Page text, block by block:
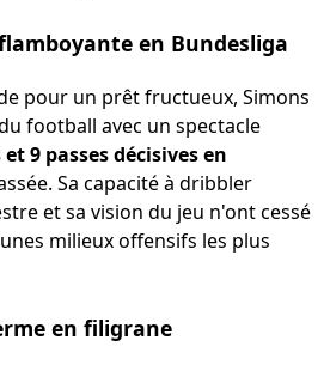
en Bundesliga
pour un prêt fructueux, Simons
football avec un spectacle
9 passes décisives en
Sa capacité à dribbler
et sa vision du jeu n'ont cessé
milieux offensifs les plus
en filigrane